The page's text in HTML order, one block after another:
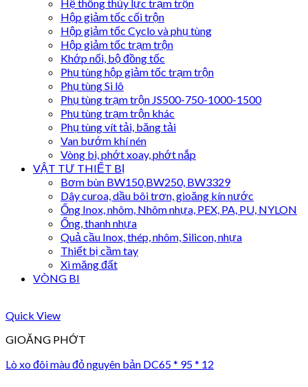
Hệ thống thủy lực trạm trộn
Hộp giảm tốc cối trộn
Hộp giảm tốc Cyclo và phụ tùng
Hộp giảm tốc trạm trộn
Khớp nối, bộ đồng tốc
Phụ tùng hộp giảm tốc trạm trộn
Phụ tùng Si lô
Phụ tùng trạm trộn JS500-750-1000-1500
Phụ tùng trạm trộn khác
Phụ tùng vít tải, băng tải
Van bướm khí nén
Vòng bi, phớt xoay, phớt nắp
VẬT TƯ THIẾT BỊ
Bơm bùn BW150,BW250, BW3329
Dây curoa, dầu bôi trơn, gioăng kín nước
Ống Inox, nhôm, Nhôm nhựa, PEX, PA, PU, NYLON
Ống, thanh nhựa
Quả cầu Inox, thép, nhôm, Silicon, nhựa
Thiết bị cầm tay
Xi măng đất
VÒNG BI
Quick View
GIOĂNG PHỚT
Lò xo đôi màu đỏ nguyên bản DC65 * 95 * 12